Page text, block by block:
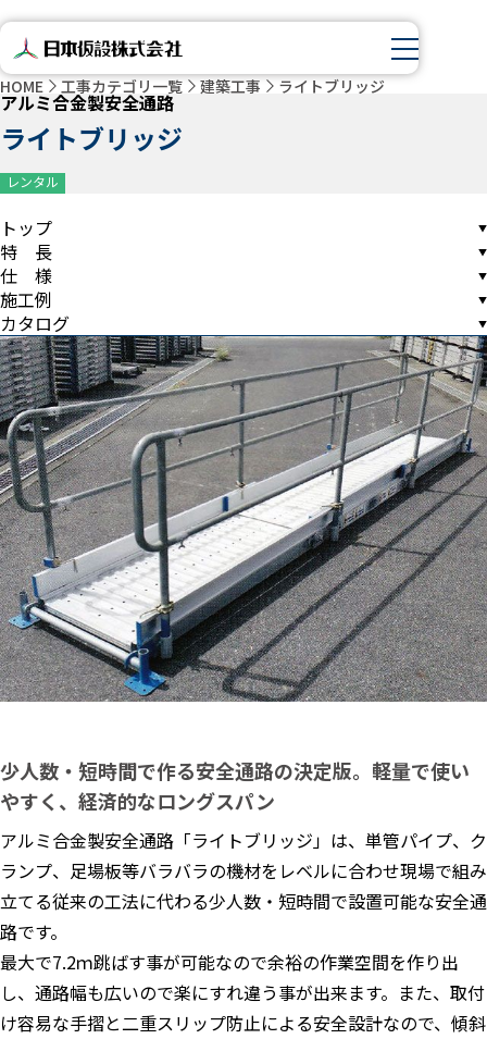
HOME 工事カテゴリ一覧 建築工事 ライトブリッジ
アルミ合金製安全通路
ライトブリッジ
レンタル
トップ
特 長
仕 様
施工例
カタログ
少人数・短時間で作る安全通路の決定版。軽量で使い
やすく、経済的なロングスパン
アルミ合金製安全通路「ライトブリッジ」は、単管パイプ、ク
ランプ、足場板等バラバラの機材をレベルに合わせ現場で組み
立てる従来の工法に代わる少人数・短時間で設置可能な安全通
路です。
最大で7.2ｍ跳ばす事が可能なので余裕の作業空間を作り出
し、通路幅も広いので楽にすれ違う事が出来ます。また、取付
け容易な手摺と二重スリップ防止による安全設計なので、傾斜